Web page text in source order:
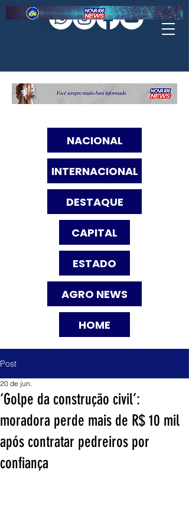
NACIONAL
INTERNACIONAL
DESTAQUE
CAPITAL
ESTADO
AGRO NEWS
HOME
Post
‘Golpe da construção civil’:
moradora perde mais de R$ 10 mil
após contratar pedreiros por
confiança
20 de jun.